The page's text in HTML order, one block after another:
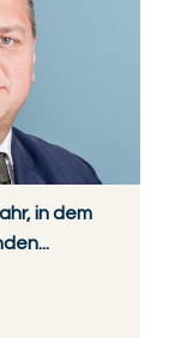
in dem